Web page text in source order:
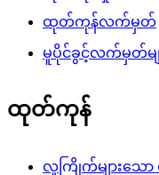
ထုတ်ကုန်လက်မှတ်
မူပိုင်ခွင့်လက်မှတ်မျ
ထုတ်ကုန်
လူကြိုက်များသေ